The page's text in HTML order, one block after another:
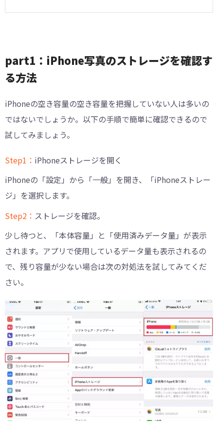
part1：iPhone写真のストレージを確認す
る方法
iPhoneの空き容量の空き容量を把握していない人は多いの
ではないでしょうか。以下の手順で簡単に確認できるので
試してみましょう。
Step1： iPhoneストレージを開く
iPhoneの「設定」から「一般」を開き、「iPhoneストレー
ジ」を選択します。
Step2： ストレージを確認。
少し待つと、「本体容量」と「使用済みデータ量」が表示
されます。アプリで使用しているデータ量も表示されるの
で、残り容量が少ない場合は次の対処法を試してみてくだ
さい。